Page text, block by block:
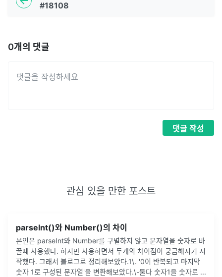
#18108
0개의 댓글
댓글 작성
관심 있을 만한 포스트
parseInt()와 Number()의 차이
본인은 parseInt와 Number를 구별하지 않고 문자열을 숫자로 바
꿀때 사용했다. 하지만 사용하면서 두개의 차이점이 궁금해지기 시
작했다. 그래서 블로그로 정리해보았다.1\. '0이 반복되고 마지막
숫자 1로 구성된 문자열'을 변환해보았다.\-둘다 숫자1을 숫자로 ...